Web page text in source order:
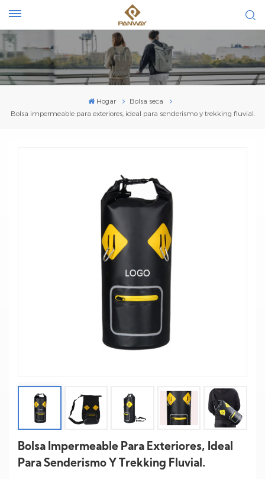
Hogar
Bolsa seca
Bolsa impermeable para exteriores, ideal para senderismo y trekking fluvial.
Bolsa Impermeable Para Exteriores, Ideal
Para Senderismo Y Trekking Fluvial.